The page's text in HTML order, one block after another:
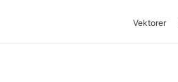
Vektorer